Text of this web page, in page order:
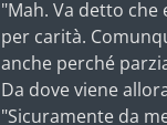
"Mah. Va detto
per carità.
anche perché
Da dove viene
"Sicuramente da